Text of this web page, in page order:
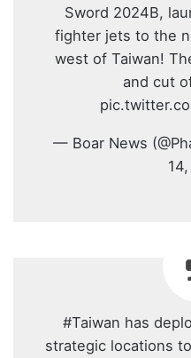
Sword 2024B,
fighter jets to the
west of Taiwan!
and cut
— Boar News
#Taiwan has
strategic locations